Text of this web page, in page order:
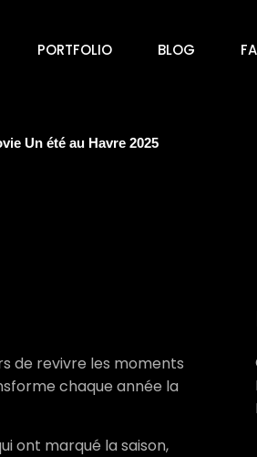
PORTFOLIO BLOG
Un été au Havre 2025
de revivre les moments
chaque année la
ont marqué la saison,